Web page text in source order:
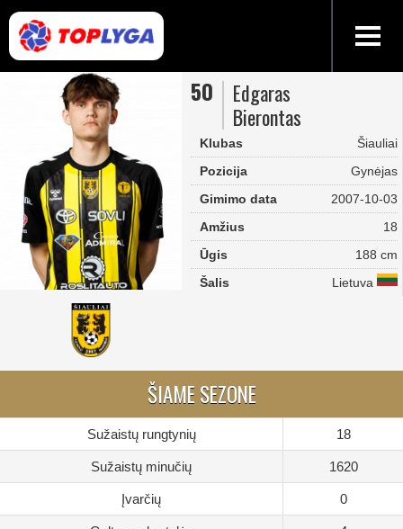
50
Edgaras
Bierontas
Klubas
Šiauliai
Pozicija
Gynėjas
Gimimo data
2007-10-03
Amžius
18
Ūgis
188 cm
Šalis
Lietuva
ŠIAME SEZONE
Sužaistų rungtynių 18
Sužaistų minučių 1620
Įvarčių 0